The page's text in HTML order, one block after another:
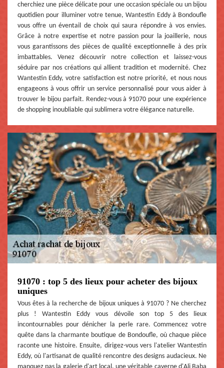
cherchiez une pièce délicate pour une occasion spéciale ou un bijou
quotidien pour illuminer votre tenue, Wantestin Eddy à Bondoufle
vous offre un éventail de choix qui saura répondre à vos envies.
Grâce à notre expertise et notre passion pour la joaillerie, nous
vous garantissons des pièces de qualité exceptionnelle à des prix
imbattables. Venez découvrir notre collection et laissez-vous
séduire par nos créations qui allient tradition et modernité. Chez
Wantestin Eddy, votre satisfaction est notre priorité, et nous nous
engageons à vous offrir un service personnalisé pour vous aider à
trouver le bijou parfait. Rendez-vous à 91070 pour une expérience
de shopping inoubliable qui sublimera votre élégance naturelle.
91070 : top 5 des lieux pour acheter des bijoux
uniques
Vous êtes à la recherche de bijoux uniques à 91070 ? Ne cherchez
plus ! Wantestin Eddy vous dévoile son top 5 des lieux
incontournables pour dénicher la perle rare. Commencez votre
quête dans la charmante boutique de Bondoufle, où chaque pièce
raconte une histoire. Ensuite, dirigez-vous vers l'atelier Wantestin
Eddy, où l'artisanat de qualité rencontre des designs audacieux. Ne